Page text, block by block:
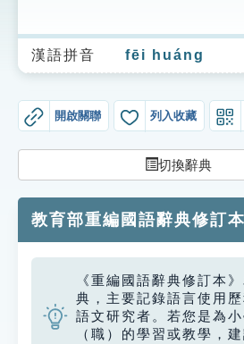
生字詞彙表
成語故事
索引選單
單字索引
生命大百科索引
遊戲專區
漢語拼音 fēi huáng
開啟關聯 列入收藏
切換辭典
教育部重編國語辭典修訂本
《重編國語辭典修訂本
典，主要記錄語言使用
語文研究者。若您是為
（職）的學習或教學，